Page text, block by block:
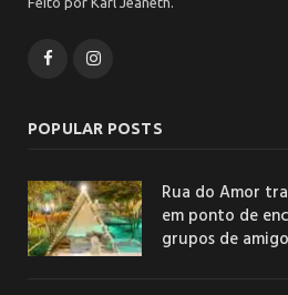
FacebookInstagram
POPULAR POSTS
Rua do Amor
em ponto de
grupos de